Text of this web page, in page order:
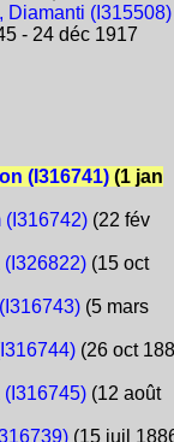
Diamanti (I315508)
- 24 déc 1917
(I316741)(1 jan
(I316742)(22 fév
(15 oct
(5 mars
(26 oct
(12 août
(15 juil